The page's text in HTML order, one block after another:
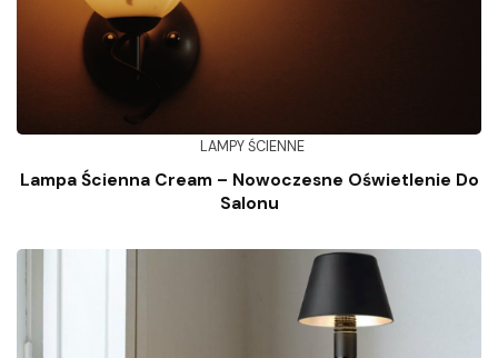
LAMPY ŚCIENNE
Lampa Ścienna Cream – Nowoczesne Oświetlenie Do
Salonu